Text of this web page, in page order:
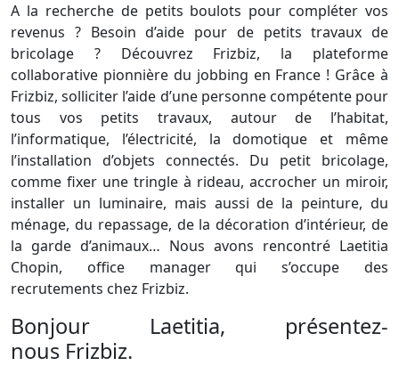
A la recherche de petits boulots pour compléter vos
revenus ? Besoin d’aide pour de petits travaux de
bricolage ? Découvrez Frizbiz, la plateforme
collaborative pionnière du jobbing en France ! Grâce à
Frizbiz, solliciter l’aide d’une personne compétente pour
tous vos petits travaux, autour de l’habitat,
l’informatique, l’électricité, la domotique et même
l’installation d’objets connectés. Du petit bricolage,
comme fixer une tringle à rideau, accrocher un miroir,
installer un luminaire, mais aussi de la peinture, du
ménage, du repassage, de la décoration d’intérieur, de
la garde d’animaux… Nous avons rencontré Laetitia
Chopin, office manager qui s’occupe des
recrutements chez Frizbiz.
Bonjour Laetitia, présentez-
nous Frizbiz.